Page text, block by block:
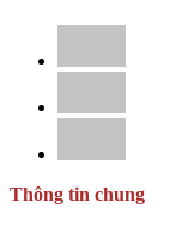
Thông tin chung